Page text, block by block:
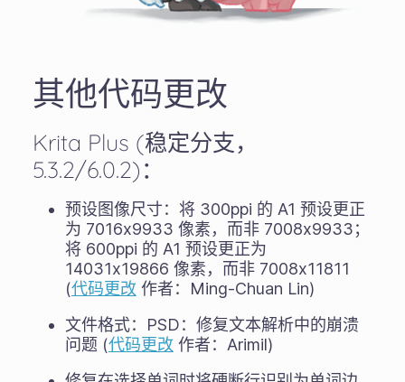
其他代码更改
Krita Plus (稳定分支，
5.3.2/6.0.2)：
预设图像尺寸：将 300ppi 的 A1 预设更正
为 7016x9933 像素，而非 7008x9933；
将 600ppi 的 A1 预设更正为
14031x19866 像素，而非 7008x11811
(代码更改作者：Ming-Chuan Lin)
文件格式：PSD：修复文本解析中的崩溃
问题 (代码更改作者：Arimil)